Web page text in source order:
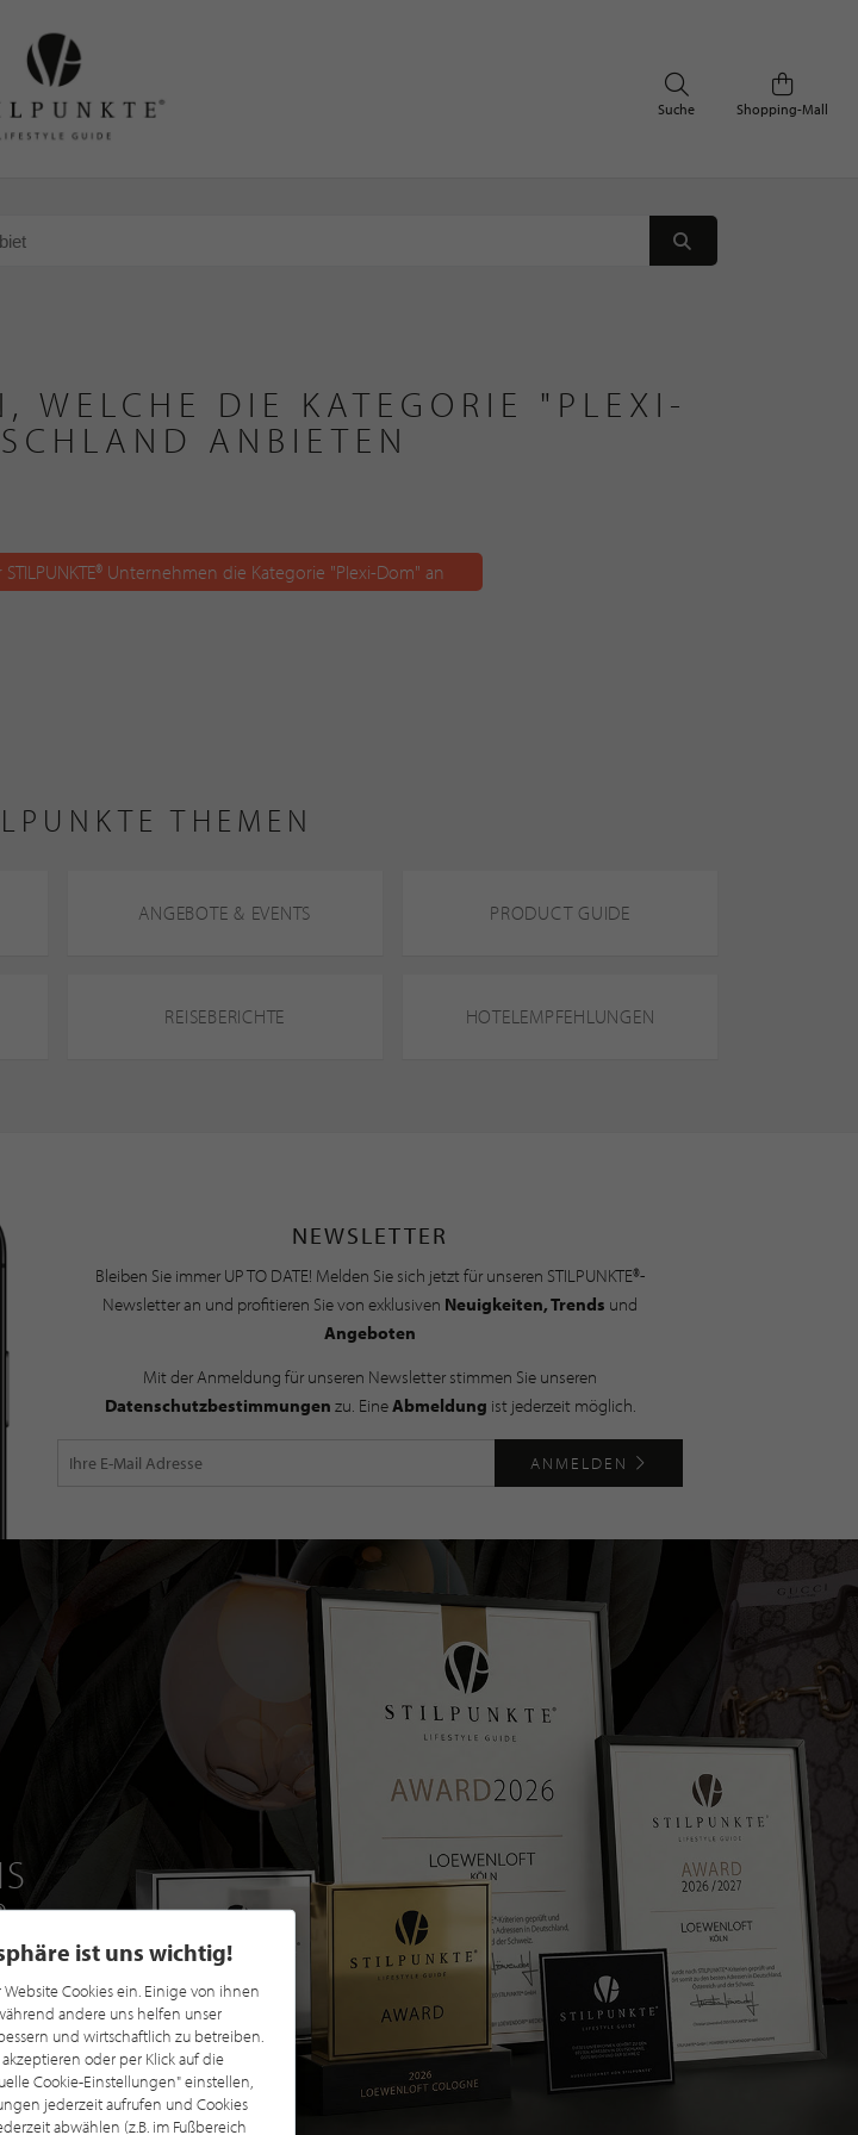
Shopping-Mall
Suche
WELCHE DIE KATEGORIE "PLEXI-
ANBIETEN
Unternehmen die Kategorie "Plexi-Dom" an
THEMEN
ANGEBOTE & EVENTS PRODUCT GUIDE
REISEBERICHTE HOTELEMPFEHLUNGEN
NEWSLETTER
Bleiben Sie immer UP TO DATE! Melden Sie sich jetzt für unseren STILPUNKTE®-
Newsletter an und profitieren Sie von exklusiven Neuigkeiten, Trends und
Angeboten
Mit der Anmeldung für unseren Newsletter stimmen Sie unseren
Datenschutzbestimmungen zu. EineAbmeldung ist jederzeit möglich.
ANMELDEN
ist uns wichtig!
Website Cookies ein. Einige von ihnen
andere uns helfen unser
und wirtschaftlich zu betreiben.
oder per Klick auf die
Cookie-Einstellungen" einstellen,
jederzeit aufrufen und Cookies
abwählen (z.B. im Fußbereich